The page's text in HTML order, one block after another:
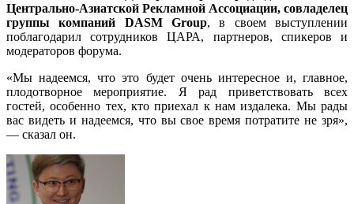
Центрально-Азиатской Рекламной Ассоциации, совладелец
группы компаний DASM Group, в своем выступлении
поблагодарил сотрудников ЦАРА, партнеров, спикеров и
модераторов форума.
«Мы надеемся, что это будет очень интересное и, главное,
плодотворное мероприятие. Я рад приветствовать всех
гостей, особенно тех, кто приехал к нам издалека. Мы рады
вас видеть и надеемся, что вы свое время потратите не зря»,
— сказал он.